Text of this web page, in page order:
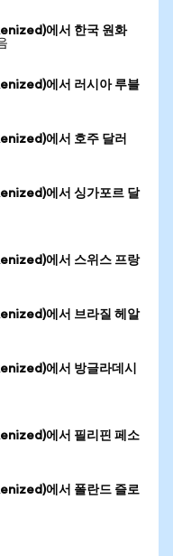
에서 한국 원화
에서 러시아 루블
에서 호주 달러
에서 싱가포르 달
에서 스위스 프랑
에서 브라질 헤알
에서 방글라데시
에서 필리핀 페소
에서 폴란드 즐로